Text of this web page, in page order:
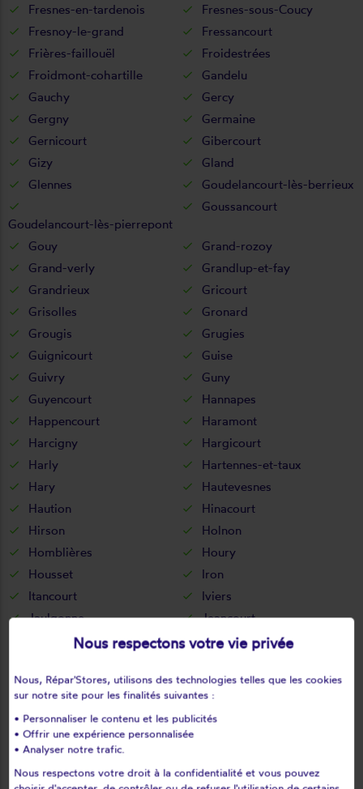
Fresnes-en-tardenois
Fresnes-sous-Coucy
Fresnoy-le-grand
Fressancourt
Frières-faillouël
Froidestrées
Froidmont-cohartille
Gandelu
Gauchy
Gercy
Gergny
Germaine
Gernicourt
Gibercourt
Gizy
Gland
Glennes
Goudelancourt-lès-berrieux
Goudelancourt-lès-pierrepont
Goussancourt
Gouy
Grand-rozoy
Grand-verly
Grandlup-et-fay
Grandrieux
Gricourt
Grisolles
Gronard
Grougis
Grugies
Guignicourt
Guise
Guivry
Guny
Guyencourt
Hannapes
Happencourt
Haramont
Harcigny
Hargicourt
Harly
Hartennes-et-taux
Hary
Hautevesnes
Haution
Hinacourt
Hirson
Holnon
Homblières
Houry
Housset
Iron
Itancourt
Iviers
Jaulgonne
Jeancourt
Joncourt
Jumigny
Jussy
La bouteille
La capelle
La celle-sous-montmirail
La chapelle-sur-chézy
La croix-sur-ourcq
Nous respectons votre vie privée
Nous, Répar'Stores, utilisons des technologies telles que les cookies
sur notre site pour les finalités suivantes :
• Personnaliser le contenu et les publicités
• Offrir une expérience personnalisée
• Analyser notre trafic.
Nous respectons votre droit à la confidentialité et vous pouvez